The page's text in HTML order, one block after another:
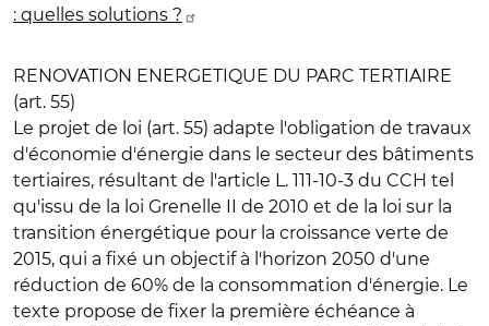
: quelles solutions ?
RENOVATION ENERGETIQUE DU PARC TERTIAIRE
(art. 55)
Le projet de loi (art. 55) adapte l'obligation de travaux
d'économie d'énergie dans le secteur des bâtiments
tertiaires, résultant de l'article L. 111-10-3 du CCH tel
qu'issu de la loi Grenelle II de 2010 et de la loi sur la
transition énergétique pour la croissance verte de
2015, qui a fixé un objectif à l'horizon 2050 d'une
réduction de 60% de la consommation d'énergie. Le
texte propose de fixer la première échéance à